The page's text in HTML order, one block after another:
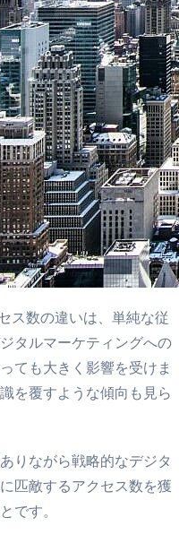
ス数の違いは、単純な従
タルマーケティングへの
ても大きく影響を受けま
を覆すような傾向も見ら
りながら戦略的なデジタ
匹敵するアクセス数を獲
です。